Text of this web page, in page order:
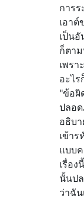
การ
เอา
เป็น
ก็ตา
เพรา
อะไ
"ข้อผิ
ปลอ
อธิบ
เข้า
แบบ
เรื่อ
นั้นป
ว่าฉัน